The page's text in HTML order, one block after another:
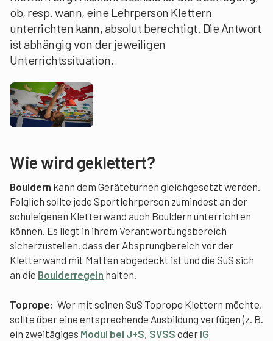
ob, resp. wann, eine Lehrperson Klettern
unterrichten kann, absolut berechtigt. Die Antwort
ist abhängig von der jeweiligen
Unterrichtssituation.
Wie wird geklettert?
Bouldern kann dem Geräteturnen gleichgesetzt werden.
Folglich sollte jede Sportlehrperson zumindest an der
schuleigenen Kletterwand auch Bouldern unterrichten
können. Es liegt in ihrem Verantwortungsbereich
sicherzustellen, dass der Absprungbereich vor der
Kletterwand mit Matten abgedeckt ist und die SuS sich
an die Boulderregeln halten.
Toprope: Wer mit seinen SuS Toprope Klettern möchte,
sollte über eine entsprechende Ausbildung verfügen (z. B.
ein zweitägiges Modul bei J+S, SVSS oder IG